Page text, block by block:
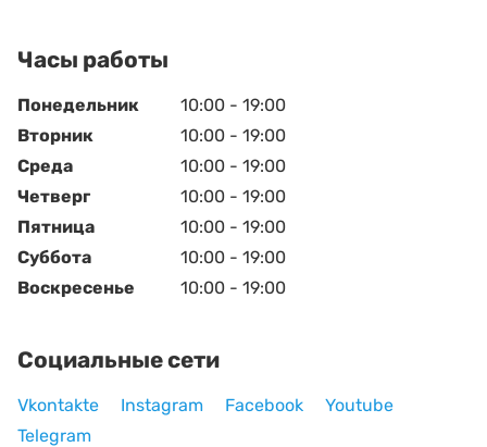
Часы работы
Понедельник
10:00 - 19:00
Вторник
10:00 - 19:00
Среда
10:00 - 19:00
Четверг
10:00 - 19:00
Пятница
10:00 - 19:00
Суббота
10:00 - 19:00
Воскресенье
10:00 - 19:00
Социальные сети
Vkontakte Instagram Facebook
Youtube
Telegram